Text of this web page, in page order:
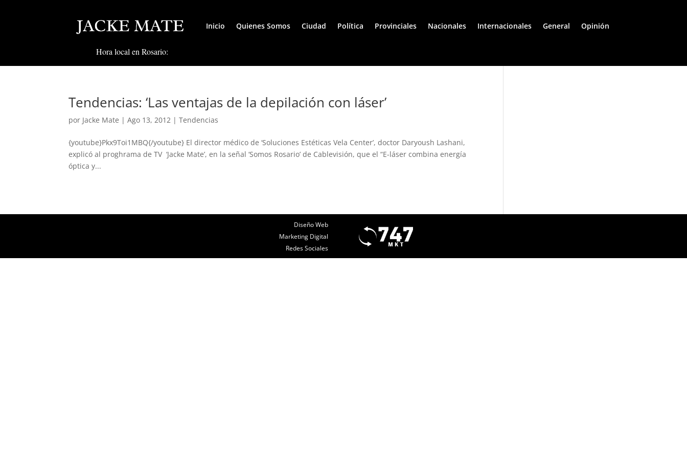
Inicio Quienes Somos Ciudad Política Provinciales Nacionales Internacionales General Opinión
Hora local en Rosario:
Tendencias: ‘Las ventajas de la depilación con láser’
por Jacke Mate |Ago 13, 2012 |Tendencias
{youtube}Pkx9Toi1MBQ{/youtube} El director médico de ‘Soluciones Estéticas Vela Center’, doctor Daryoush Lashani,
explicó al proghrama de TV ‘Jacke Mate’, en la señal ‘Somos Rosario’ de Cablevisión, que el “E-láser combina energía
óptica y...
Diseño Web
Marketing Digital
Redes Sociales